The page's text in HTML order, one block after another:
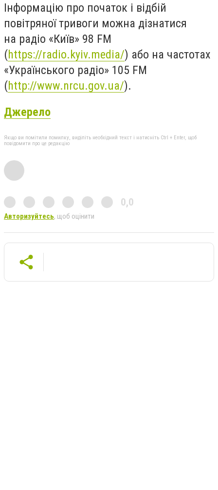
Інформацію про початок і відбій
повітряної тривоги можна дізнатися
на радіо «Київ» 98 FM
(https://radio.kyiv.media/) або на частотах
«Українського радіо» 105 FM
(http://www.nrcu.gov.ua/).
Джерело
Якщо ви помітили помилку, виділіть необхідний текст і натисніть Ctrl + Enter, щоб
повідомити про це редакцію
0,0
Авторизуйтесь, щоб оцінити